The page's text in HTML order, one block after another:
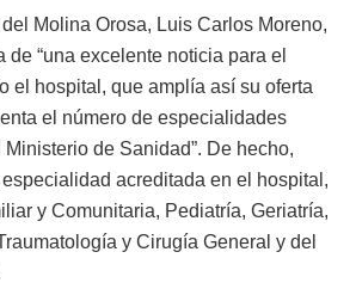
Molina Orosa, Luis Carlos Moreno,
de “una excelente noticia para el
el hospital, que amplía así su oferta
el número de especialidades
de Sanidad”. De hecho,
acreditada en el hospital,
y Comunitaria, Pediatría, Geriatría,
y Cirugía General y del